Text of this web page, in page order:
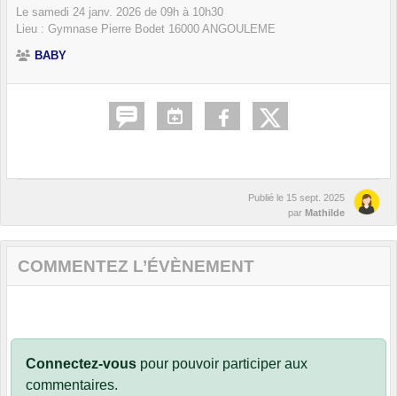
Le samedi 24 janv. 2026 de 09h à 10h30
Lieu : Gymnase Pierre Bodet 16000 ANGOULEME
BABY
Publié le 15 sept. 2025
par Mathilde
COMMENTEZ L’ÉVÈNEMENT
Connectez-vous pour pouvoir participer aux
commentaires.